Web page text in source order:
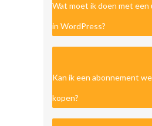
Wat moet ik doen met
in WordPress?
Kan ik een abonnement
kopen?